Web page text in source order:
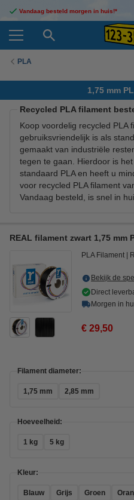
Vandaag besteld morgen in huis!*
PLA
1,75 mm
Recycled PLA filament
Koop voordelig recycled PLA
gebruiksvriendelijk is als
gemaakt van industriële
tegen te gaan. Hierdoor is
standaard PLA en heeft u
voor recycled PLA filament
Vandaag besteld, is snel in
REAL filament zwart 1,75 mm
PLA Filament
Bekijk de
Direct
Morgen in
€ 29,50
Filament diameter:
1,75 mm 2,85 mm
Hoeveelheid:
1 kg 5 kg
Kleur:
Blauw Grijs Groen